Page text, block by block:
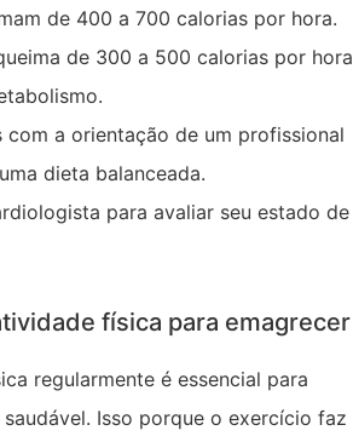
de 400 a 700 calorias por hora.
de 300 a 500 calorias por hora
com a orientação de um profissional
dieta balanceada.
para avaliar seu estado de
física para emagrecer
regularmente é essencial para
Isso porque o exercício faz